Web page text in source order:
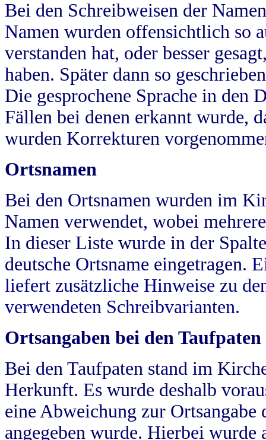
Bei den Schreibweisen der
Namen wurden offensichtlich so
verstanden hat, oder besser
haben. Später dann so
Die gesprochene Sprache in
Fällen bei denen erkannt wurde,
wurden Korrekturen
Ortsnamen
Bei den Ortsnamen wurden im
Namen verwendet, wobei
In dieser Liste wurde in der
deutsche Ortsname eingetragen.
liefert zusätzliche Hinweise zu
verwendeten Schreibvarianten.
Ortsangaben bei den Taufpaten
Bei den Taufpaten stand im
Herkunft. Es wurde deshalb
eine Abweichung zur
angegeben wurde. Hierbei wurde